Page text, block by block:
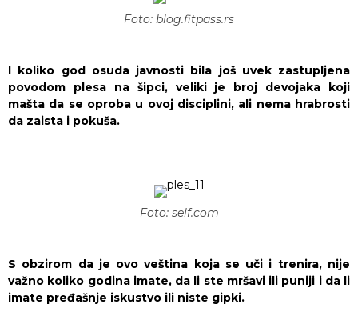
Foto: blog.fitpass.rs
I koliko god osuda javnosti bila još uvek zastupljena
povodom plesa na šipci, veliki je broj devojaka koji
mašta da se oproba u ovoj disciplini, ali nema hrabrosti
da zaista i pokuša.
Foto: self.com
S obzirom da je ovo veština koja se uči i trenira, nije
važno koliko godina imate, da li ste mršavi ili puniji i da li
imate pređašnje iskustvo ili niste gipki.